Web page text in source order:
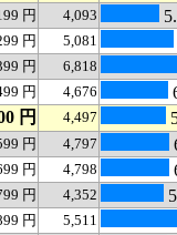
円 4,093
円 5,081
円
6,818
円
4,676
円
4,497
円 4,797
円 4,798
円 4,352
円
5,511